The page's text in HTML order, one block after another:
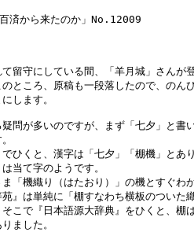
済から来たのか」No.12009
守にしている間、「羊月城」さんが
ところ、原稿も一段落したので、のん
します。
が多いのですが、まず「七夕」と書
くと、漢字は「七夕」「棚機」とあ
当て字のようです。
機織り（はたおり）」の機とすぐわ
』は単純に「棚すなわち横板のついた
こで『日本語源大辞典』をひくと、棚
ました。